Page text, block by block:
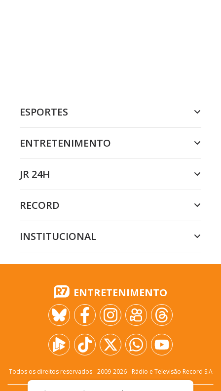
ESPORTES
ENTRETENIMENTO
JR 24H
RECORD
INSTITUCIONAL
ENTRETENIMENTO
Todos os direitos reservados - 2009-2026- Rádio e Televisão Record S.A